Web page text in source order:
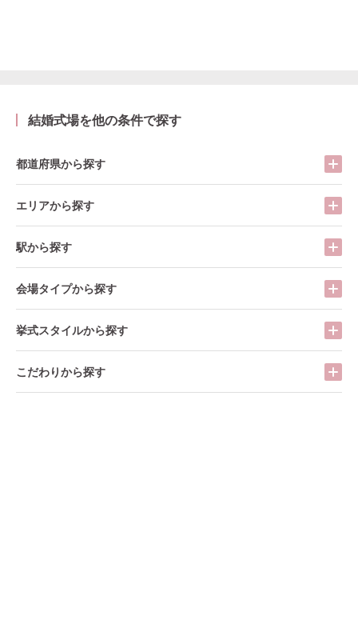
結婚式場を他の条件で探す
都道府県から探す
エリアから探す
駅から探す
会場タイプから探す
挙式スタイルから探す
こだわりから探す